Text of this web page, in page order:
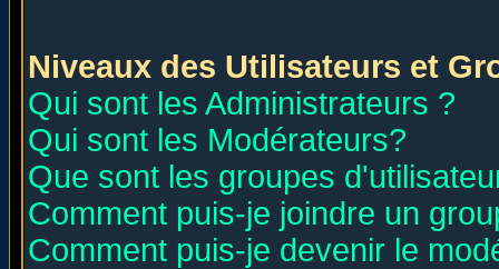
Niveaux des Utilisateurs et
Qui sont les Administrateurs ?
Qui sont les Modérateurs?
Que sont les groupes
Comment puis-je joindre un
Comment puis-je devenir le